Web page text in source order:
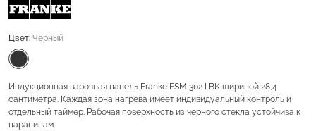
Цвет: Черный
Индукционная варочная панель Franke FSM 302 I BK шириной 28,4
сантиметра. Каждая зона нагрева имеет индивидуальный контроль и
отдельный таймер. Рабочая поверхность из черного стекла устойчива к
царапинам.